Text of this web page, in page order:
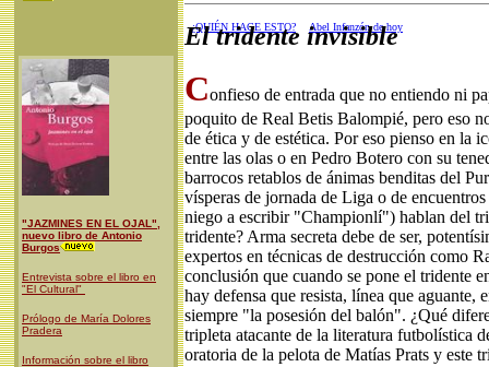
"JAZMINES EN EL OJAL",
nuevo libro de Antonio
Burgos
Entrevista sobre el libro en
"El Cultural"
Prólogo de María Dolores
Pradera
Información sobre el libro
¿QUIÉN HACE ESTO? Abel Infanzón de hoy
El tridente invisible
Confieso de entrada que no entiendo ni
poquito de Real Betis Balompié, pero eso
de ética y de estética. Por eso pienso en la
entre las olas o en Pedro Botero con su
barrocos retablos de ánimas benditas del
vísperas de jornada de Liga o de
niego a escribir "Championlí") hablan del
tridente? Arma secreta debe de ser,
expertos en técnicas de destrucción como
conclusión que cuando se pone el tridente
hay defensa que resista, línea que aguante,
siempre "la posesión del balón". ¿Qué
tripleta atacante de la literatura futbolística
oratoria de la pelota de Matías Prats y este